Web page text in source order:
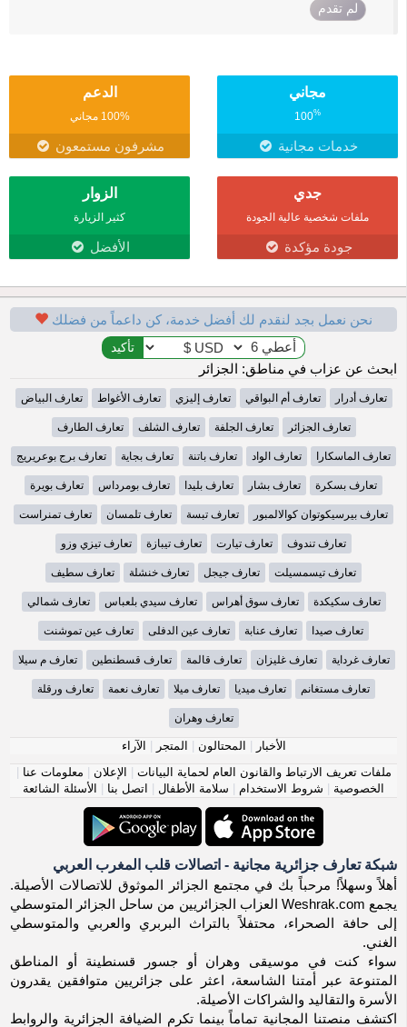
لم تقدم
مجاني
100%
خدمات مجانية
الدعم
100% مجاني
مشرفون مستمعون
جدي
ملفات شخصية عالية الجودة
جودة مؤكدة
الزوار
كثير الزيارة
الأفضل
نحن نعمل بجد لنقدم لك أفضل خدمة، كن داعماً من فضلك
ابحث عن عزاب في مناطق: الجزائر
تعارف أدرار تعارف أم البواقي تعارف إليزي تعارف الأغواط تعارف البياض
تعارف الجزائر تعارف الجلفة تعارف الشلف تعارف الطارف
تعارف الماسكارا تعارف الواد تعارف باتنة تعارف بجاية تعارف برج بوعريريج
تعارف بسكرة تعارف بشار تعارف بليدا تعارف بومرداس تعارف بويرة
تعارف بيرسيكوتوان كوالالمبور تعارف تبسة تعارف تلمسان تعارف تمنراست
تعارف تندوف تعارف تيارت تعارف تيبازة تعارف تيزي وزو
تعارف تيسمسيلت تعارف جيجل تعارف خنشلة تعارف سطيف
تعارف سكيكدة تعارف سوق أهراس تعارف سيدي بلعباس تعارف شمالي
تعارف صيدا تعارف عنابة تعارف عين الدفلى تعارف عين تموشنت
تعارف غرداية تعارف غليزان تعارف قالمة تعارف قسطنطين تعارف م سيلا
تعارف مستغانم تعارف ميديا تعارف ميلا تعارف نعمة تعارف ورقلة
تعارف وهران
الأخبار | المحتالون | المتجر | الآراء
ملفات تعريف الارتباط والقانون العام لحماية البيانات | الإعلان | معلومات عنا |
الخصوصية | شروط الاستخدام | سلامة الأطفال | اتصل بنا | الأسئلة الشائعة
شبكة تعارف جزائرية مجانية - اتصالات قلب المغرب العربي
أهلاً وسهلاً! مرحباً بك في مجتمع الجزائر الموثوق للاتصالات الأصيلة.
يجمع Weshrak.com العزاب الجزائريين من ساحل الجزائر المتوسطي
إلى حافة الصحراء، محتفلاً بالتراث البربري والعربي والمتوسطي
الغني.
سواء كنت في موسيقى وهران أو جسور قسنطينة أو المناطق
المتنوعة عبر أمتنا الشاسعة، اعثر على جزائريين متوافقين يقدرون
الأسرة والتقاليد والشراكات الأصيلة.
اكتشف منصتنا المجانية تماماً بينما تكرم الضيافة الجزائرية والروابط